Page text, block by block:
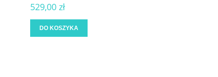
529,00 zł
DO KOSZYKA